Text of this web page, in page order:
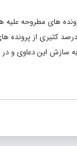
های مطروحه علیه
کثیری از پرونده
این دعاوی و در